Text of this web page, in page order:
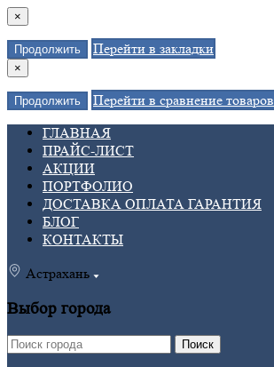
×
Продолжить Перейти в закладки
×
Продолжить
Перейти в сравнение товаров
ГЛАВНАЯ
ПРАЙС-ЛИСТ
АКЦИИ
ПОРТФОЛИО
ДОСТАВКА ОПЛАТА ГАРАНТИЯ
БЛОГ
КОНТАКТЫ
Астрахань
Выбор города
Поиск